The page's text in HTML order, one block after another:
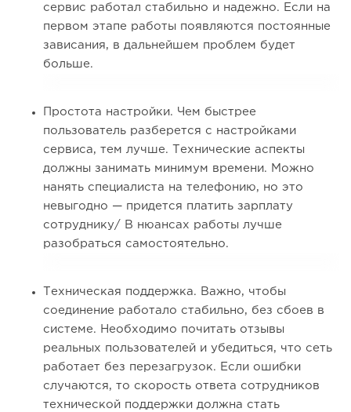
сервис работал стабильно и надежно. Если на
первом этапе работы появляются постоянные
зависания, в дальнейшем проблем будет
больше.
Простота настройки. Чем быстрее
пользователь разберется с настройками
сервиса, тем лучше. Технические аспекты
должны занимать минимум времени. Можно
нанять специалиста на телефонию, но это
невыгодно — придется платить зарплату
сотруднику/ В нюансах работы лучше
разобраться самостоятельно.
Техническая поддержка. Важно, чтобы
соединение работало стабильно, без сбоев в
системе. Необходимо почитать отзывы
реальных пользователей и убедиться, что сеть
работает без перезагрузок. Если ошибки
случаются, то скорость ответа сотрудников
технической поддержки должна стать